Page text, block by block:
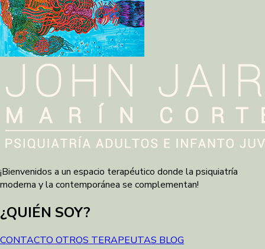
¡Bienvenidos a un espacio terapéutico donde la psiquiatría
moderna y la contemporánea se complementan!
¿QUIÉN SOY?
CONTACTO OTROS TERAPEUTAS BLOG